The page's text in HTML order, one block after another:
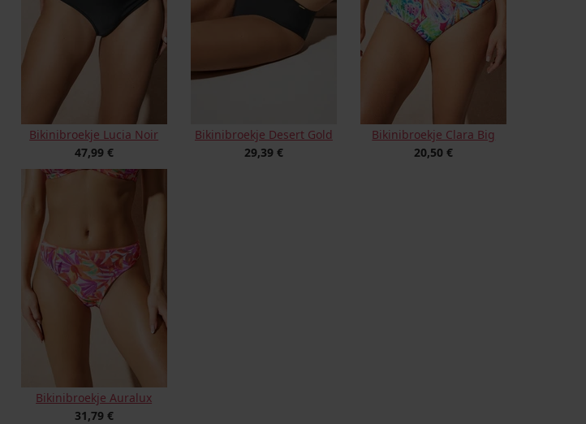
Bikinibroekje Lucia Noir
47,99 €
Bikinibroekje Desert Gold
29,39 €
Bikinibroekje Clara Big
20,50 €
Bikinibroekje Auralux
31,79 €